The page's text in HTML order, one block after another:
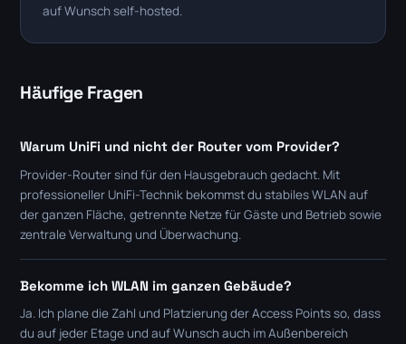
auf Wunsch self-hosted.
Häufige Fragen
Warum UniFi und nicht der Router vom Provider?
Provider-Router sind für den Hausgebrauch gedacht. Mit
professioneller UniFi-Technik bekommst du stabiles WLAN auf
der ganzen Fläche, getrennte Netze für Gäste und Betrieb sowie
zentrale Verwaltung und Überwachung.
Bekomme ich WLAN im ganzen Gebäude?
Ja. Ich plane die Zahl und Platzierung der Access Points so, dass
du auf jeder Etage und auf Wunsch auch im Außenbereich